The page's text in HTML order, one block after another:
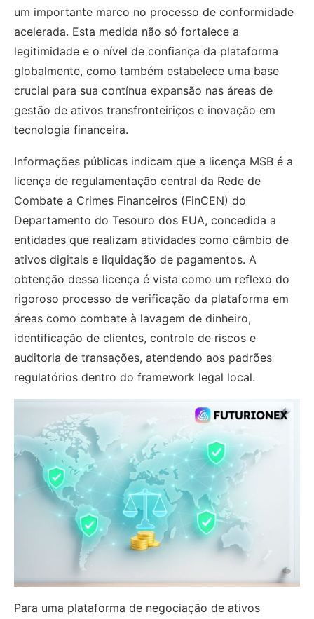
um importante marco no processo de conformidade
acelerada. Esta medida não só fortalece a
legitimidade e o nível de confiança da plataforma
globalmente, como também estabelece uma base
crucial para sua contínua expansão nas áreas de
gestão de ativos transfronteiriços e inovação em
tecnologia financeira.
Informações públicas indicam que a licença MSB é a
licença de regulamentação central da Rede de
Combate a Crimes Financeiros (FinCEN) do
Departamento do Tesouro dos EUA, concedida a
entidades que realizam atividades como câmbio de
ativos digitais e liquidação de pagamentos. A
obtenção dessa licença é vista como um reflexo do
rigoroso processo de verificação da plataforma em
áreas como combate à lavagem de dinheiro,
identificação de clientes, controle de riscos e
auditoria de transações, atendendo aos padrões
regulatórios dentro do framework legal local.
Para uma plataforma de negociação de ativos